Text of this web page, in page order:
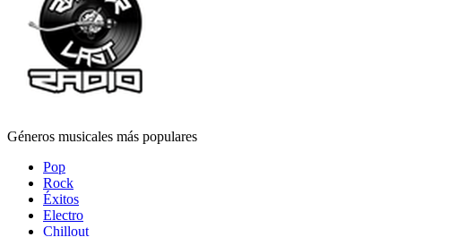
Géneros musicales más populares
Pop
Rock
Éxitos
Electro
Chillout